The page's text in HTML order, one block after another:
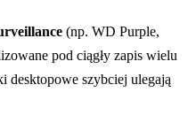
(np. WD Purple,
pod ciągły zapis wielu
desktopowe szybciej ulegają